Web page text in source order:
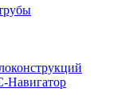
Навигатор